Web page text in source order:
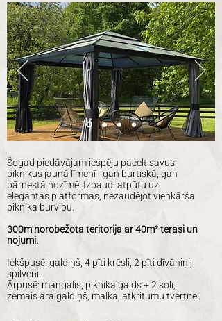
Šogad piedāvājam iespēju pacelt savus
piknikus jaunā līmenī - gan burtiskā, gan
pārnestā nozīmē. Izbaudi atpūtu uz
elegantas platformas, nezaudējot vienkārša
piknika burvību.
300m norobežota teritorija ar 40m² terasi un
nojumi.
Iekšpusē: galdiņš, 4 pīti krēsli, 2 pīti dīvāniņi,
spilveni.
Ārpusē: mangalis, piknika galds + 2 soli,
zemais āra galdiņš, malka, atkritumu tvertne.